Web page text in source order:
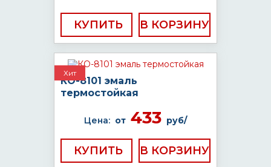
КУПИТЬ
Хит
КО-8101 эмаль
термостойкая
Цена: от 433 руб/
КУПИТЬ